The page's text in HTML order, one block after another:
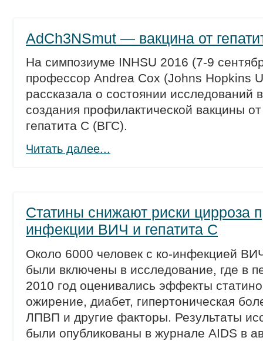
AdCh3NSmut — вакцина от
На симпозиуме INHSU 2016 (7-9
профессор Andrea Cox (Johns Hopkins
рассказала о состоянии исследований
создания профилактической вакцины
гепатита С (ВГС).
Читать далее...
Статины снижают риски цирроза
инфекции ВИЧ и гепатита С
Около 6000 человек с ко-инфекцией
были включены в исследование, где в
2010 год оценивались эффекты
ожирение, диабет, гипертоническая
ЛПВП и другие факторы. Результаты
были опубликованы в журнале AIDS в